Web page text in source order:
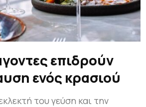
επιδρούν
ενός κρασιού
του γεύση και την